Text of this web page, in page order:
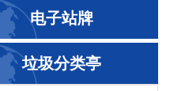
电子站牌
垃圾分类亭